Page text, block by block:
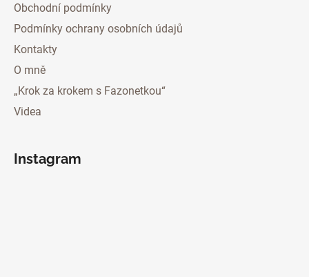
Obchodní podmínky
Podmínky ochrany osobních údajů
Kontakty
O mně
„Krok za krokem s Fazonetkou“
Videa
Instagram